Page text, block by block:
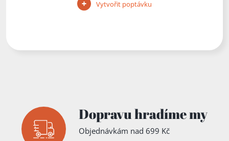
Vytvořit poptávku
Dopravu hradíme my
Objednávkám nad 699 Kč